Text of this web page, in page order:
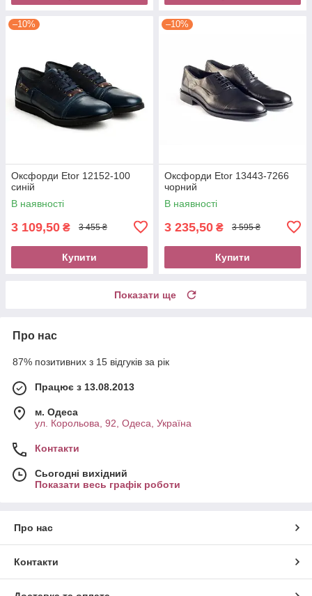
–10%
Оксфорди Etor 12152-100
синій
В наявності
3 109,50 ₴ 3 455 ₴
Купити
–10%
Оксфорди Etor 13443-7266
чорний
В наявності
3 235,50 ₴ 3 595 ₴
Купити
Показати ще
Про нас
87% позитивних з 15 відгуків за рік
Працює з 13.08.2013
м. Одеса
ул. Корольова, 92, Одеса, Україна
Контакти
Сьогодні вихідний
Показати весь графік роботи
Про нас
Контакти